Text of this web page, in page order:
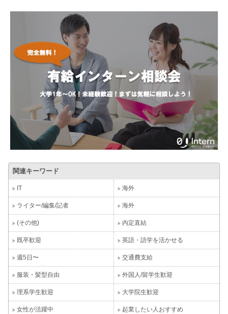
関連キーワード
IT 海外
ライター/編集/記者 海外
(その他) 内定直結
既卒歓迎 英語・語学を活かせる
週5日〜 交通費支給
服装・髪型自由 外国人/留学生歓迎
理系学生歓迎 大学院生歓迎
女性が活躍中 起業したい人おすすめ